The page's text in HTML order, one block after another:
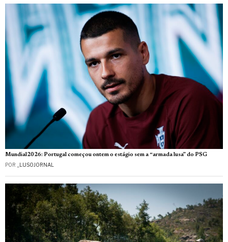
Mundial2026: Portugal começou ontem o estágio sem a “armada lusa” do PSG
POR _LUSOJORNAL